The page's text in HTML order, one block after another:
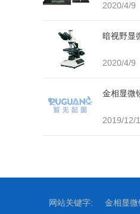
2020/4/9
暗视野显
2020/4/9
金相显微
2019/12/
网站关键字: 金相显微